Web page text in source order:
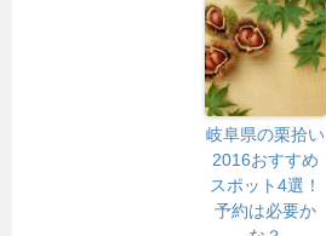
岐阜県の栗拾い
2016おすすめ
スポット4選！
予約は必要か